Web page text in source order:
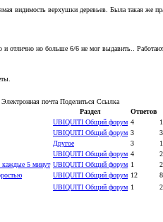
видимость верхушки деревьев. Была такая же
и отлично но больше 6/6 не мог выдавить..
Электронная почта Поделиться Ссылка
Раздел Ответов
UBIQUITI Общий форум 4
UBIQUITI Общий форум 3
Другое 3
UBIQUITI Общий форум 4
каждые 5 минут UBIQUITI Общий форум 1
UBIQUITI Общий форум 12
UBIQUITI Общий форум 1